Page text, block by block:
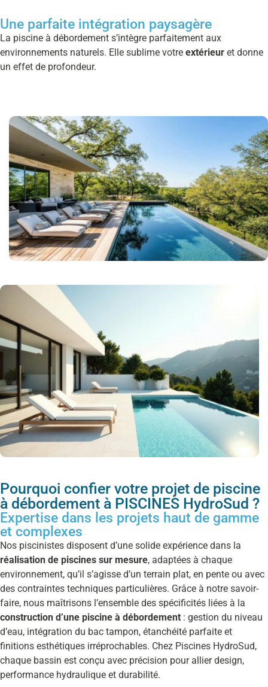
Une parfaite intégration paysagère
La piscine à débordement s’intègre parfaitement aux
environnements naturels. Elle sublime votre extérieur et donne
un effet de profondeur.
Pourquoi confier votre projet de piscine
à débordement à PISCINES HydroSud ?
Expertise dans les projets haut de gamme
et complexes
Nos piscinistes disposent d’une solide expérience dans la
réalisation de piscines sur mesure, adaptées à chaque
environnement, qu’il s’agisse d’un terrain plat, en pente ou avec
des contraintes techniques particulières. Grâce à notre savoir-
faire, nous maîtrisons l’ensemble des spécificités liées à la
construction d’une piscine à débordement : gestion du niveau
d’eau, intégration du bac tampon, étanchéité parfaite et
finitions esthétiques irréprochables. Chez Piscines HydroSud,
chaque bassin est conçu avec précision pour allier design,
performance hydraulique et durabilité.